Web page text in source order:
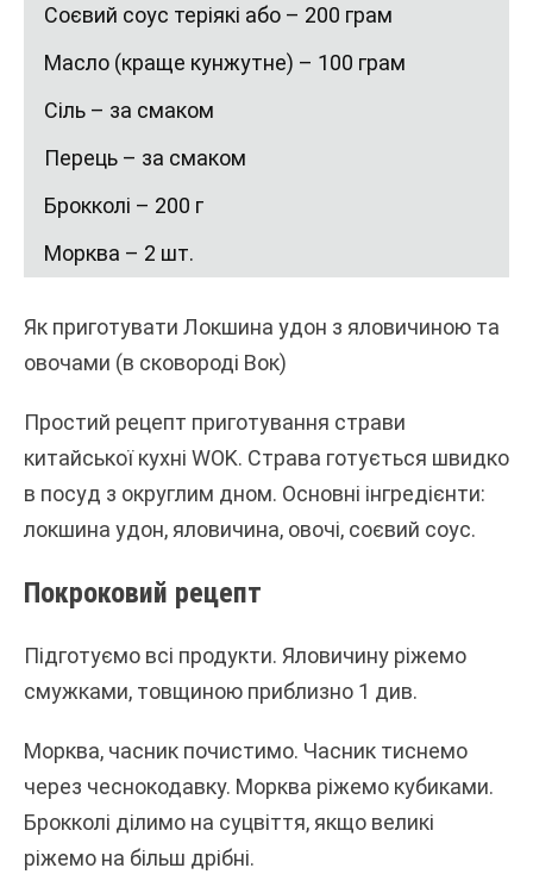
Соєвий соус теріякі або – 200 грам
Масло (краще кунжутне) – 100 грам
Сіль – за смаком
Перець – за смаком
Брокколі – 200 г
Морква – 2 шт.
Як приготувати Локшина удон з яловичиною та
овочами (в сковороді Вок)
Простий рецепт приготування страви
китайської кухні WOK. Страва готується швидко
в посуд з округлим дном. Основні інгредієнти:
локшина удон, яловичина, овочі, соєвий соус.
Покроковий рецепт
Підготуємо всі продукти. Яловичину ріжемо
смужками, товщиною приблизно 1 див.
Морква, часник почистимо. Часник тиснемо
через чеснокодавку. Морква ріжемо кубиками.
Брокколі ділимо на суцвіття, якщо великі
ріжемо на більш дрібні.